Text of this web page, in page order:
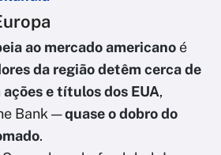
ao mercado americano é
da região detêm cerca de
e títulos dos EUA,
Bank —quase o dobro do
.